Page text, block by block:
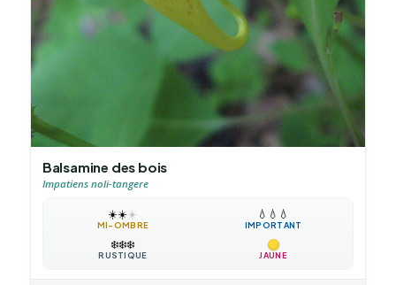
Balsamine des bois
Impatiens noli-tangere
☀️☀️☀️
MI-OMBRE
💧 💧 💧
IMPORTANT
❄️❄️❄️
RUSTIQUE JAUNE